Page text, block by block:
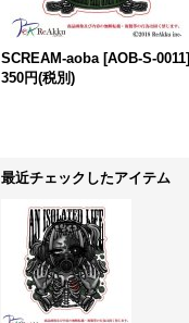
SCREAM-aoba [AOB-S-0011]
350円(税別)
最近チェックしたアイテム